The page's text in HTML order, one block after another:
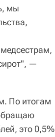
мы
—
По итогам
это 0,5%